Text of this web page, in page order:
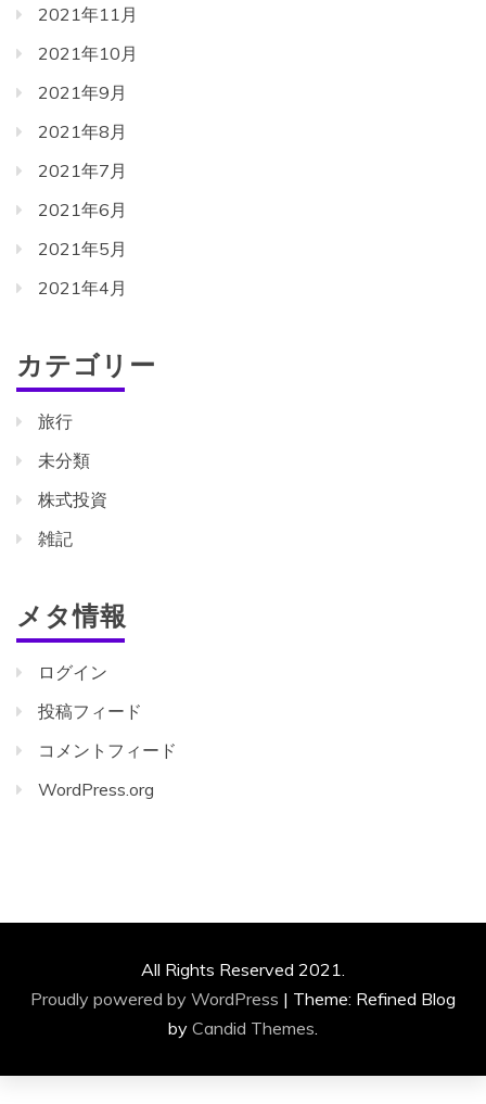
2021年11月
2021年10月
2021年9月
2021年8月
2021年7月
2021年6月
2021年5月
2021年4月
カテゴリー
旅行
未分類
株式投資
雑記
メタ情報
ログイン
投稿フィード
コメントフィード
WordPress.org
All Rights Reserved 2021.
Proudly powered by WordPress | Theme: Refined Blog
by Candid Themes.